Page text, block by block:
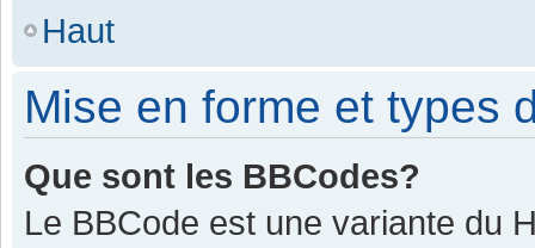
Haut
Mise en forme et types
Que sont les BBCodes?
Le BBCode est une variante du